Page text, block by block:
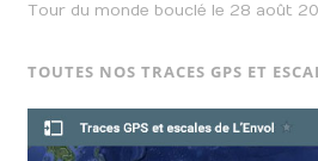
Tour du monde bouclé le 28 août
TOUTES NOS TRACES GPS ET